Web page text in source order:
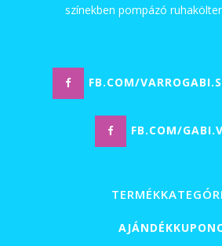
színekben pompázó
FB.COM/
FB.COM/